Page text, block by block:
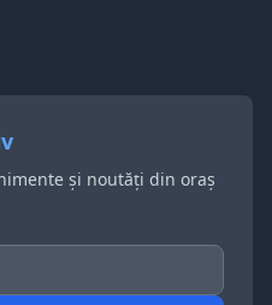
și noutăți din oraș